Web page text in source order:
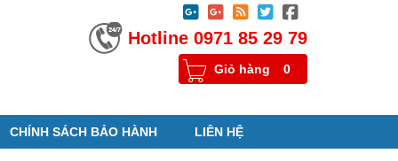





Hotline 0971 85 29 79
Giỏ hàng 0
CHÍNH SÁCH BẢO HÀNH LIÊN HỆ